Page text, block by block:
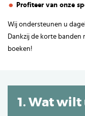
Profiteer van onze
Wij ondersteunen u
Dankzij de korte
boeken!
1. Wat wilt